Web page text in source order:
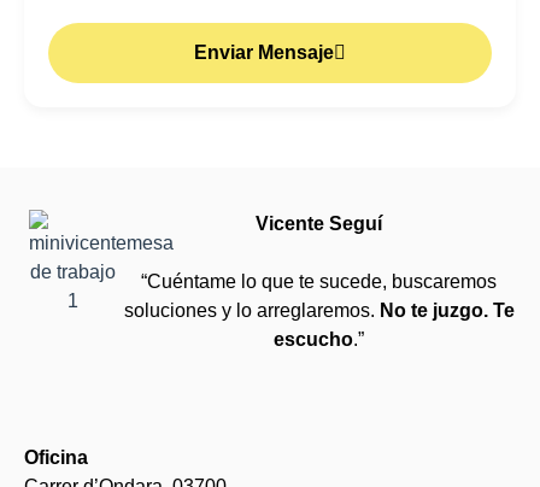
Enviar Mensaje
Vicente Seguí
“Cuéntame lo que te sucede, buscaremos
soluciones y lo arreglaremos. No te juzgo. Te
escucho.”
Oficina